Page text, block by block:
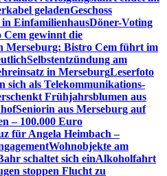
geladenGeschoss
EinfamilienhausDöner-Voting
gewinnt die
Merseburg: Bistro Cem führt im
Selbstentzündung am
in MerseburgLeserfoto
sich als Telekommunikations-
Frühjahrsblumen aus
Seniorin aus Merseburg auf
– 100.000 Euro
für Angela Heimbach –
Wohnobjekte am
schaltet sich einAlkoholfahrt
stoppen Flucht zu